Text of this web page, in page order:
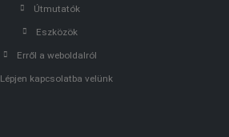
Útmutatók
Eszközök
Erről a weboldalról
Lépjen kapcsolatba velünk